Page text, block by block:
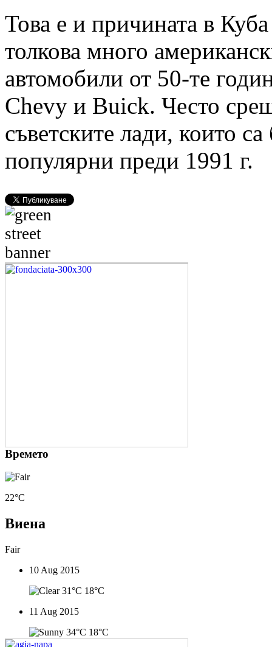
Това е и причината в
толкова много
автомобили от 50-те
Chevy и Buick. Често
съветските лади, които
популярни преди 1991 г.
Времето
22°C
Виена
Fair
10 Aug 2015
31°C 18°C
11 Aug 2015
34°C 18°C